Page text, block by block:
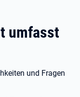
umfasst
und Fragen